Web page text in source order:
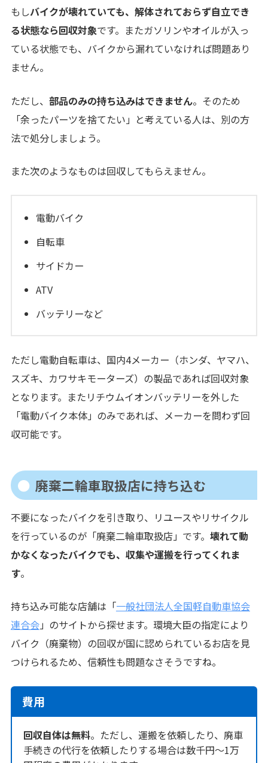
もしバイクが壊れていても、解体されておらず自立でき
る状態なら回収対象です。またガソリンやオイルが入っ
ている状態でも、バイクから漏れていなければ問題あり
ません。
ただし、 部品のみの持ち込みはできません。そのため
「余ったパーツを捨てたい」と考えている人は、別の方
法で処分しましょう。
また次のようなものは回収してもらえません。
電動バイク
自転車
サイドカー
ATV
バッテリーなど
ただし電動自転車は、国内4メーカー（ホンダ、ヤマハ、
スズキ、カワサキモーターズ）の製品であれば回収対象
となります。またリチウムイオンバッテリーを外した
「電動バイク本体」のみであれば、メーカーを問わず回
収可能です。
廃棄二輪車取扱店に持ち込む
不要になったバイクを引き取り、リユースやリサイクル
を行っているのが「廃棄二輪車取扱店」です。 壊れて動
かなくなったバイクでも、収集や運搬を行ってくれま
す。
持ち込み可能な店舗は「一般社団法人全国軽自動車協会
連合会」のサイトから探せます。環境大臣の指定により
バイク（廃棄物）の回収が国に認められているお店を見
つけられるため、信頼性も問題なさそうですね。
費用
回収自体は無料。ただし、運搬を依頼したり、廃車
手続きの代行を依頼したりする場合は数千円～1万